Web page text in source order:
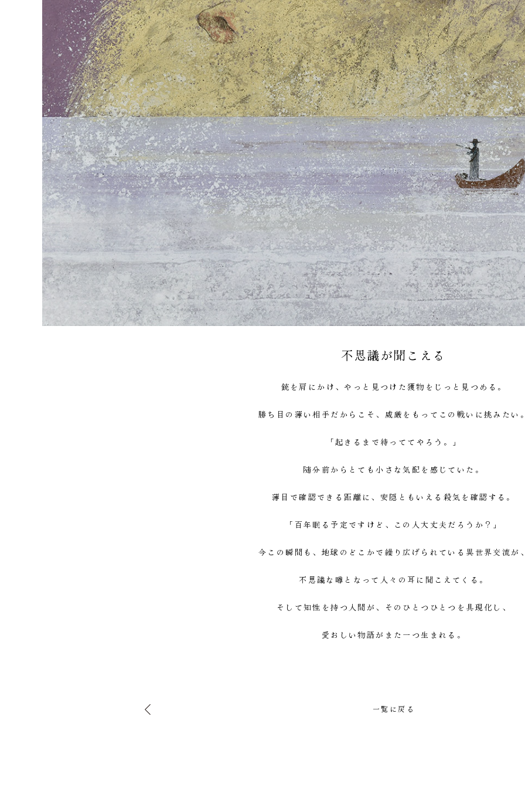
不思議が聞こえる
銃を肩にかけ、やっと見つけた獲物をじっと見つめる。
勝ち目の薄い相手だからこそ、威厳をもってこの戦いに挑みたい
「起きるまで待っててやろう。」
随分前からとても小さな気配を感じていた。
薄目で確認できる距離に、安隠ともいえる殺気を確認する。
「百年眠る予定ですけど、この人大丈夫だろうか？」
今この瞬間も、地球のどこかで繰り広げられている異世界交流が
不思議な噂となって人々の耳に聞こえてくる。
そして知性を持つ人間が、そのひとつひとつを具現化し、
愛おしい物語がまた一つ生まれる。
一覧に戻る